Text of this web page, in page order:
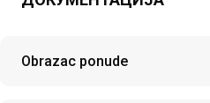
Obrazac ponude